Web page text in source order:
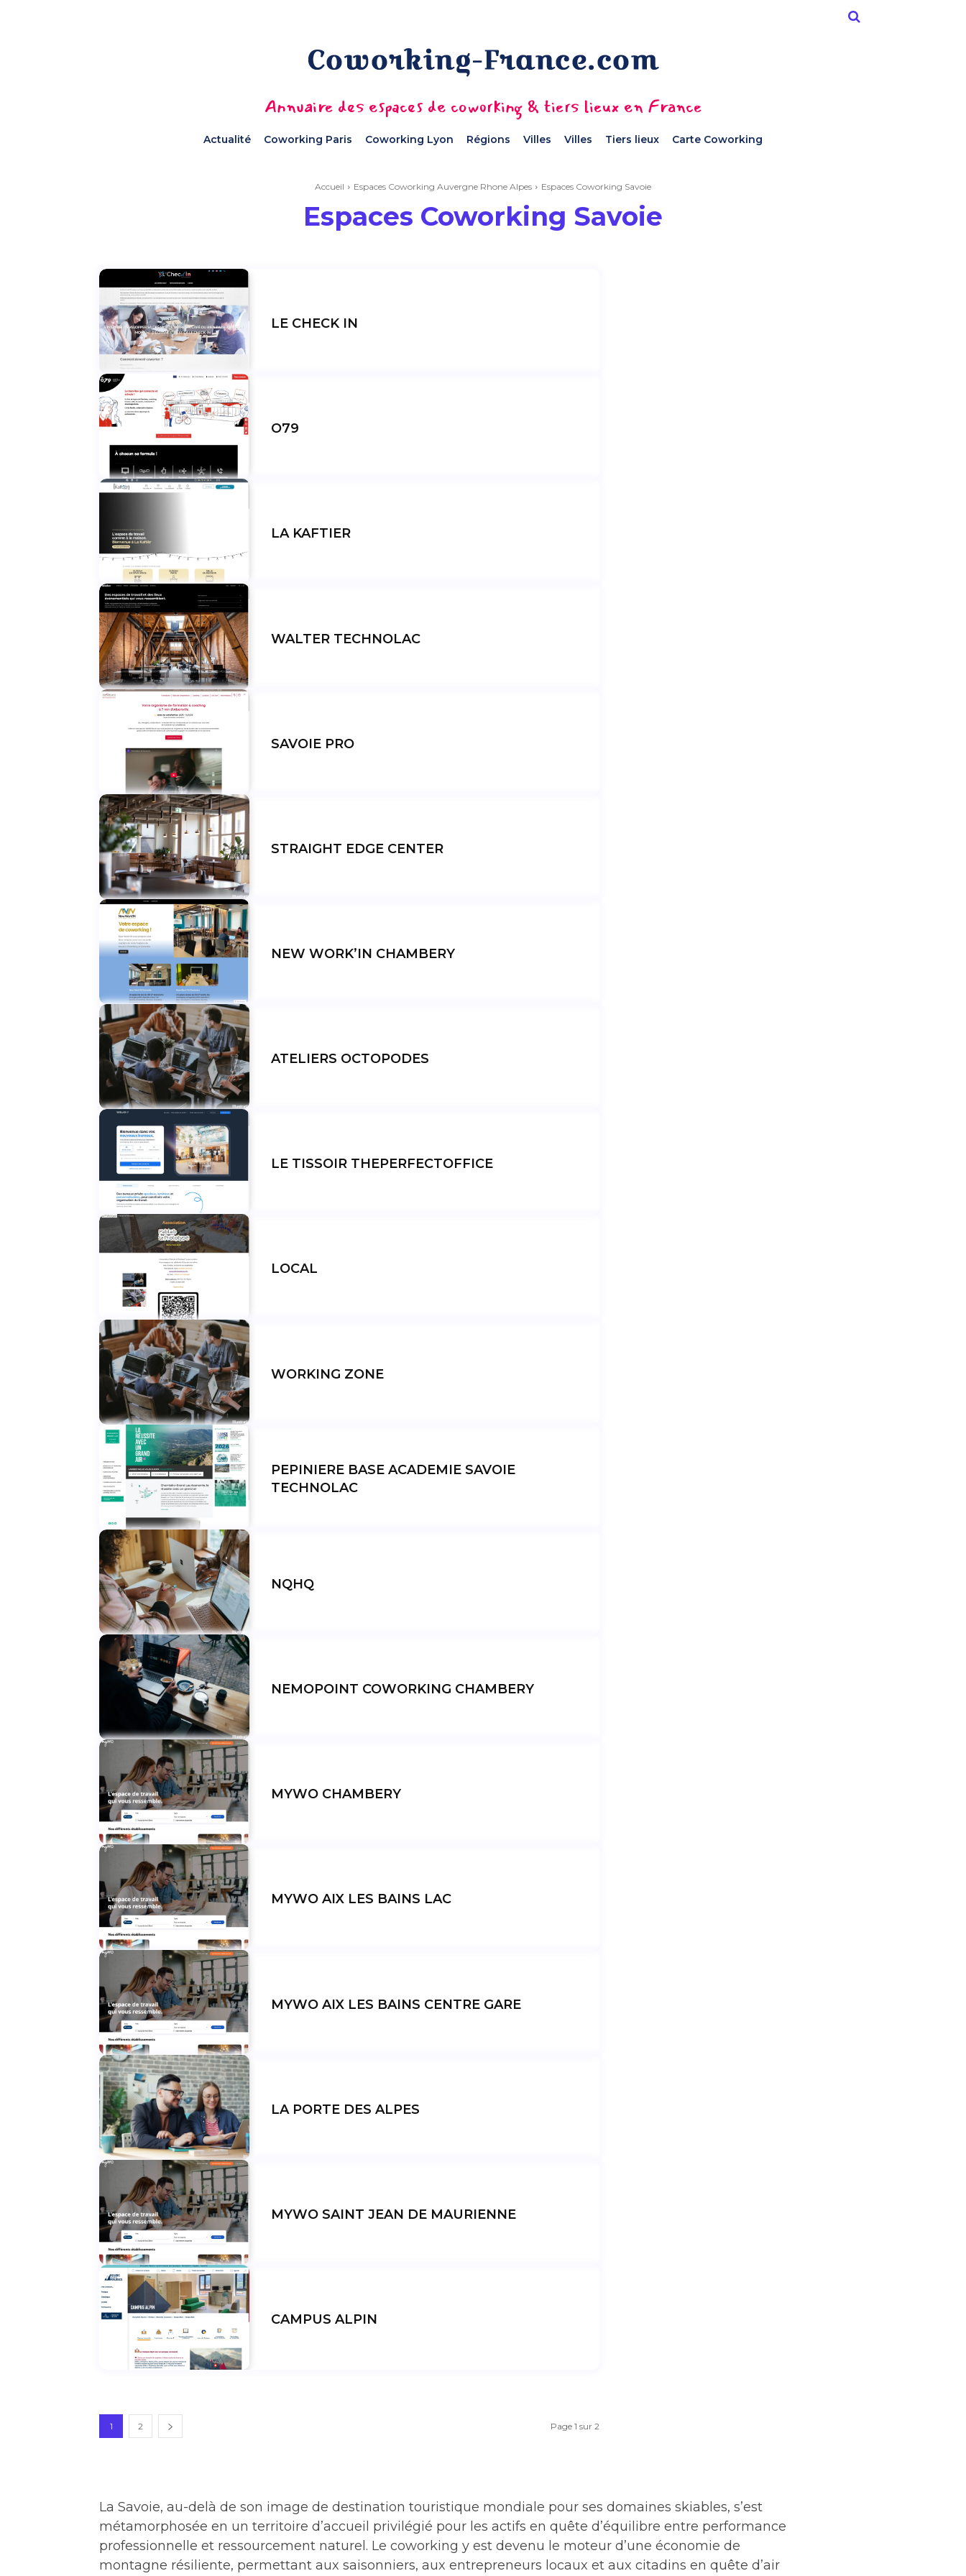
Annuaire des espaces de coworking & tiers lieux en France
Actualité Coworking Paris Coworking Lyon Régions Villes Villes Tiers lieux Carte Coworking
Accueil Espaces Coworking Auvergne Rhone Alpes Espaces Coworking Savoie
Espaces Coworking Savoie
LE CHECK IN
O79
LA KAFTIER
WALTER TECHNOLAC
SAVOIE PRO
STRAIGHT EDGE CENTER
NEW WORK’IN CHAMBERY
ATELIERS OCTOPODES
LE TISSOIR THEPERFECTOFFICE
LOCAL
WORKING ZONE
PEPINIERE BASE ACADEMIE SAVOIE
TECHNOLAC
NQHQ
NEMOPOINT COWORKING CHAMBERY
MYWO CHAMBERY
MYWO AIX LES BAINS LAC
MYWO AIX LES BAINS CENTRE GARE
LA PORTE DES ALPES
MYWO SAINT JEAN DE MAURIENNE
CAMPUS ALPIN
1 2 Page 1 sur 2
La Savoie, au-delà de son image de destination touristique mondiale pour ses domaines skiables, s’est
métamorphosée en un territoire d’accueil privilégié pour les actifs en quête d’équilibre entre performance
professionnelle et ressourcement naturel. Le coworking y est devenu le moteur d’une économie de
montagne résiliente, permettant aux saisonniers, aux entrepreneurs locaux et aux citadins en quête d’air